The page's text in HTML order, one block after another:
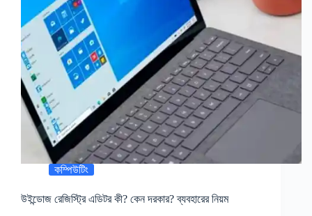
কম্পিউটিং
উইন্ডোজ রেজিস্ট্রি এডিটর কী? কেন দরকার? ব্যবহারের নিয়ম